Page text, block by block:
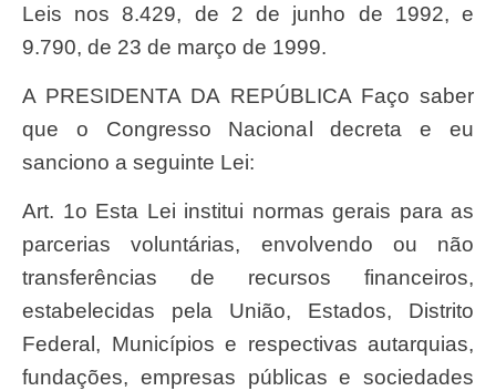
Leis nos 8.429, de 2 de junho de 1992, e
9.790, de 23 de março de 1999.
A PRESIDENTA DA REPÚBLICA Faço saber
que o Congresso Nacional decreta e eu
sanciono a seguinte Lei:
Art. 1o Esta Lei institui normas gerais para as
parcerias voluntárias, envolvendo ou não
transferências de recursos financeiros,
estabelecidas pela União, Estados, Distrito
Federal, Municípios e respectivas autarquias,
fundações, empresas públicas e sociedades